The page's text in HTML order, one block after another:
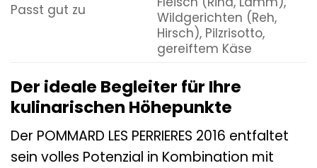
Passt gut zu
Wildgerichten (Reh,
Hirsch), Pilzrisotto,
gereiftem Käse
Der ideale Begleiter für Ihre
kulinarischen Höhepunkte
Der POMMARD LES PERRIERES 2016 entfaltet
sein volles Potenzial in Kombination mit